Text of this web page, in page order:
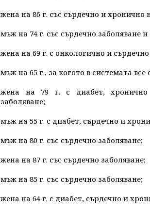
жена на 86 г. със сърдечно и хронично
мъж на 74 г. със сърдечно заболяване и
жена на 69 г. с онкологично и
мъж на 65 г., за когото в системата
жена на 79 г. с диабет, хронично
заболяване;
мъж на 55 г. с диабет, сърдечно и
мъж на 80 г. със сърдечно заболяване;
жена на 87 г. със сърдечно заболяване;
мъж на 85 г. със сърдечно заболяване;
жена на 64 г. с диабет, сърдечно и